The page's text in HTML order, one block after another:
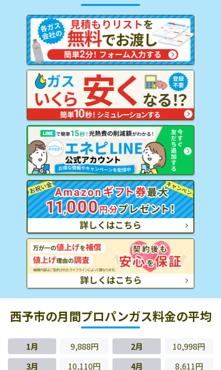
西予市の月間プロパンガス料金の平均
1月 9,888円 2月
10,998円
3月
10,110円 4月
8,611円